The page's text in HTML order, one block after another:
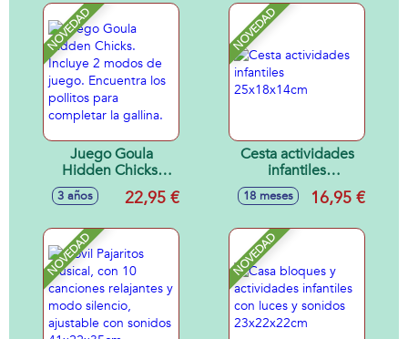
reversible.
NOVEDAD
Juego Goula
Hidden Chicks.
Incluye 2 modos de
juego. Encuentra
completar la
gallina.
3 años 22,95 €
NOVEDAD
Cesta actividades
infantiles
25x18x14cm
18 meses 16,95 €
NOVEDAD NOVEDAD